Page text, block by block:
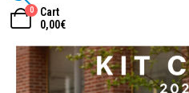
0
Cart
0,00€